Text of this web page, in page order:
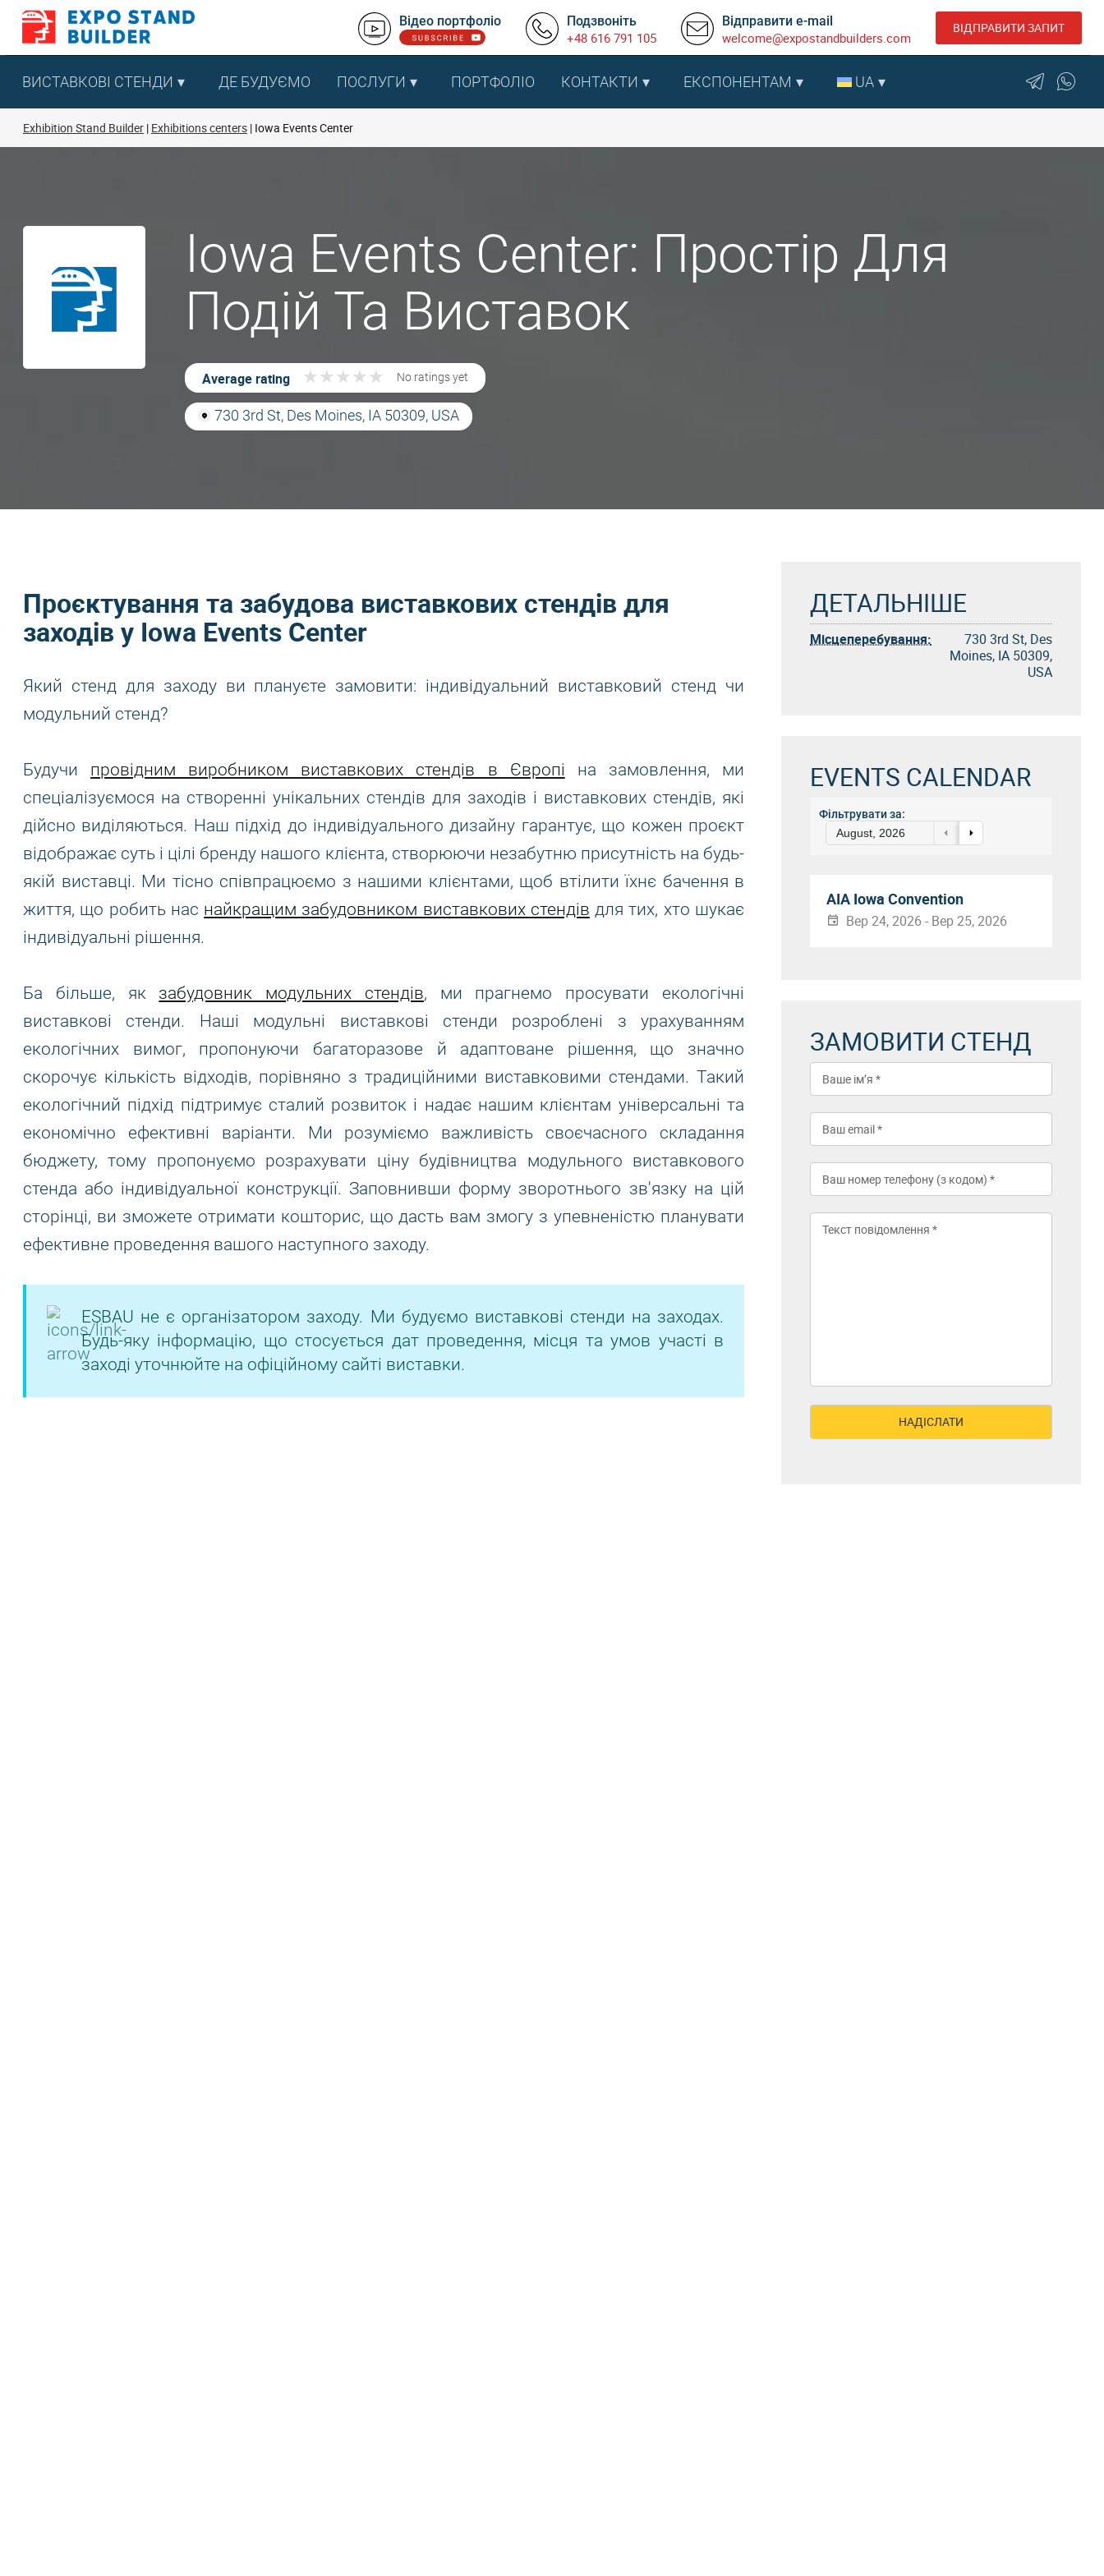
Перейти
змісту
Відео портфоліо Подзвоніть
+48 616 791 105
Відправити e-mail
welcome@expostandbuilders.com
ВІДПРАВИТИ ЗАПИТ
ВИСТАВКОВІ СТЕНДИ ДЕ БУДУЄМО ПОСЛУГИ ПОРТФОЛІО КОНТАКТИ ЕКСПОНЕНТАМ UA
Exhibition Stand Builder Exhibitions centers Iowa Events Center
Iowa Events Center: Простір Для
Подій Та Виставок
Average rating ★ ★ ★ ★ ★
★ ★ ★ ★ ★ No ratings yet
730 3rd St, Des Moines, IA 50309, USA
Проєктування та забудова виставкових стендів для
заходів у Iowa Events Center
Який стенд для заходу ви плануєте замовити: індивідуальний виставковий стенд чи
модульний стенд?
Будучи провідним виробником виставкових стендів в Європі на замовлення, ми
спеціалізуємося на створенні унікальних стендів для заходів і виставкових стендів, які
дійсно виділяються. Наш підхід до індивідуального дизайну гарантує, що кожен проєкт
відображає суть і цілі бренду нашого клієнта, створюючи незабутню присутність на будь-
якій виставці. Ми тісно співпрацюємо з нашими клієнтами, щоб втілити їхнє бачення в
життя, що робить нас найкращим забудовником виставкових стендів для тих, хто шукає
індивідуальні рішення.
Ба більше, як забудовник модульних стендів, ми прагнемо просувати екологічні
виставкові стенди. Наші модульні виставкові стенди розроблені з урахуванням
екологічних вимог, пропонуючи багаторазове й адаптоване рішення, що значно
скорочує кількість відходів, порівняно з традиційними виставковими стендами. Такий
екологічний підхід підтримує сталий розвиток і надає нашим клієнтам універсальні та
економічно ефективні варіанти. Ми розуміємо важливість своєчасного складання
бюджету, тому пропонуємо розрахувати ціну будівництва модульного виставкового
стенда або індивідуальної конструкції. Заповнивши форму зворотнього зв'язку на цій
сторінці, ви зможете отримати кошторис, що дасть вам змогу з упевненістю планувати
ефективне проведення вашого наступного заходу.
ESBAU не є організатором заходу. Ми будуємо виставкові стенди на заходах.
Будь-яку інформацію, що стосується дат проведення, місця та умов участі в
заході уточнюйте на офіційному сайті виставки.
ДЕТАЛЬНІШЕ
Місцеперебування:
730 3rd St, Des
Moines, IA 50309,
USA
EVENTS CALENDAR
Фільтрувати за:
August, 2026
AIA Iowa Convention
Вер 24, 2026 - Вер 25, 2026
ЗАМОВИТИ СТЕНД